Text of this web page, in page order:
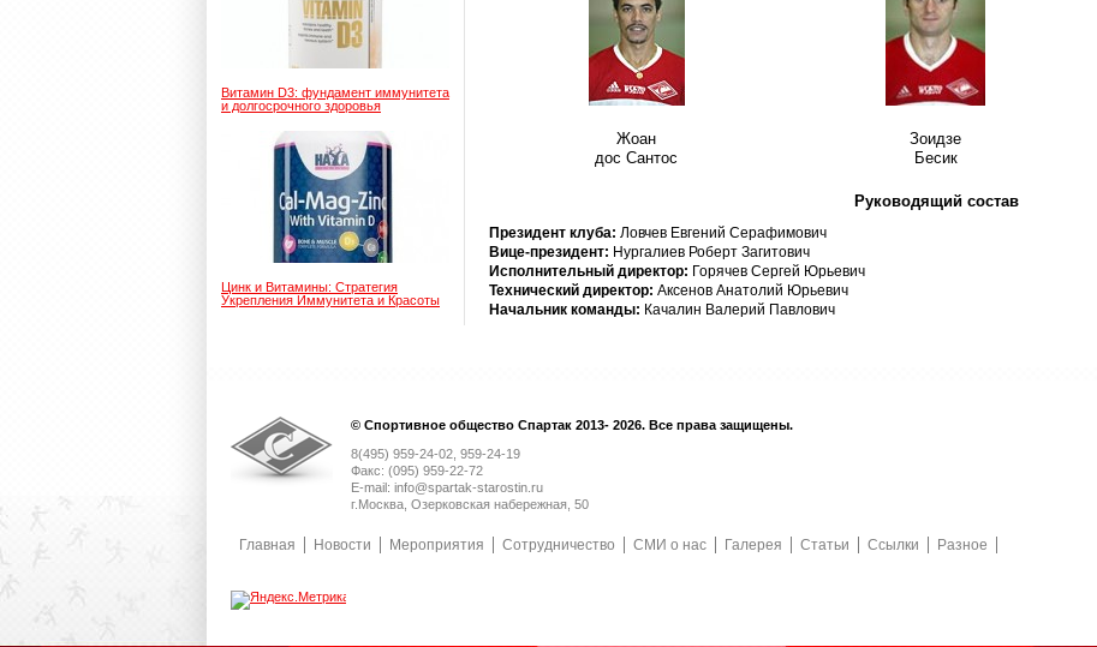
Витамин D3: фундамент иммунитета
и долгосрочного здоровья
Цинк и Витамины: Стратегия
Укрепления Иммунитета и Красоты
Жоан
дос Сантос
Зоидзе
Бесик
Руководящий состав
Президент клуба: Ловчев Евгений Серафимович
Вице-президент: Нургалиев Роберт Загитович
Исполнительный директор: Горячев Сергей Юрьевич
Технический директор: Аксенов Анатолий Юрьевич
Начальник команды: Качалин Валерий Павлович
© Спортивное общество Спартак 2013- 2026. Все права защищены.
8(495) 959-24-02, 959-24-19
Факс: (095) 959-22-72
E-mail: info@spartak-starostin.ru
г.Москва, Озерковская набережная, 50
Главная Новости Мероприятия Сотрудничество СМИ о нас Галерея Статьи Ссылки Разное